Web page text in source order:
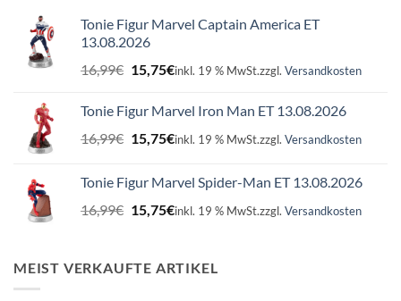
Tonie Figur Marvel Captain America ET
13.08.2026
16,99€ Ursprünglicher
Preis
16,99€
15,75€Aktueller
15,75€.
inkl. 19 % MwSt.zzgl. Versandkosten
Tonie Figur Marvel Iron Man ET 13.08.2026
16,99€ Ursprünglicher
Preis
16,99€
15,75€Aktueller
15,75€.
inkl. 19 % MwSt.zzgl. Versandkosten
Tonie Figur Marvel Spider-Man ET 13.08.2026
16,99€ Ursprünglicher
Preis
16,99€
15,75€Aktueller
15,75€.
inkl. 19 % MwSt.zzgl. Versandkosten
MEIST VERKAUFTE ARTIKEL